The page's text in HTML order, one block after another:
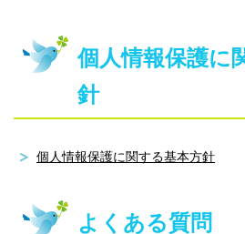
個人情報保護に
針
個人情報保護に関する基本方針
よくある質問